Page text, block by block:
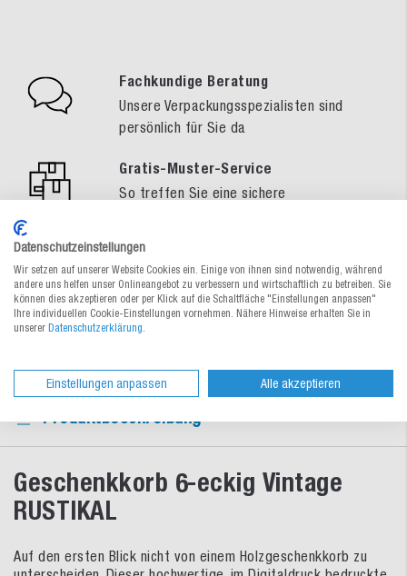
Fachkundige Beratung
Unsere Verpackungsspezialisten sind
persönlich für Sie da
Gratis-Muster-Service
So treffen Sie eine sichere
Schnelle Lieferung
Umfangreiches Lagersortiment sofort
lieferbar oder zum Wunschtermin
Produktbeschreibung
Geschenkkorb 6-eckig Vintage
RUSTIKAL
Auf den ersten Blick nicht von einem Holzgeschenkkorb zu
Datenschutzeinstellungen
Wir setzen auf unserer Website Cookies ein. Einige von ihnen sind notwendig, während
andere uns helfen unser Onlineangebot zu verbessern und wirtschaftlich zu betreiben. Sie
können dies akzeptieren oder per Klick auf die Schaltfläche "Einstellungen anpassen"
Ihre individuellen Cookie-Einstellungen vornehmen. Nähere Hinweise erhalten Sie in
unserer Datenschutzerklärung
Einstellungen anpassen Alle akzeptieren